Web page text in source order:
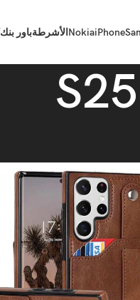
iPhone
Nokia الأشرطةباور بنك